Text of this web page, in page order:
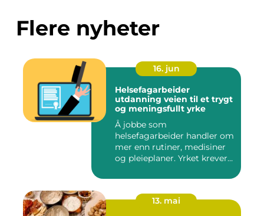
Flere nyheter
16. jun
Helsefagarbeider
utdanning veien til et trygt
og meningsfullt yrke
Å jobbe som
helsefagarbeider handler om
mer enn rutiner, medisiner
og pleieplaner. Yrket krever
13. mai